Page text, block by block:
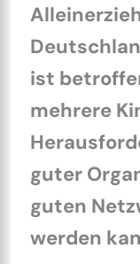
ist
mehrere
guter
guten
werden